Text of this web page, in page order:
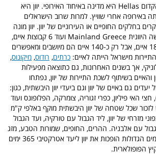
יוון Greece או בשמה הקדום Hellas היא מדינה באיחוד האירופי. יוון היא
באירופה אחרי שוויץ. למרות שרוב הישראלים
בחלקים החופיים או העירוניים של יוון. יוון מונה
15 מחוזות, 9 מהם ביבשה היוונית Mainland Greece ועוד 6 קבוצות איים,
בסה"כ ביוון יש מעל 1800 איים, אבל רק כ-140 איים הם מיושבים ומאפשרים
מישראל הייתה לאיים: כרתים, רודוס, מיקונוס,
אך בשנים האחרונות, גם כתוצאה מפעילות
והאיים בשיתוף לשכת התיירות של יוון, נפתחו
גם באיים של יוון וגם ביעדי יוון היבשתית, כגון:
האי פיליון, כפרי זגוריה, צומרקה, הפלופונס ועוד
שכל שטחה של יוון היבשתית מוקף באלפי ק"מ
מזרחי של יוון, ליד הגבול עם טורקיה, ועד הגבול
עם אלבניה. ההרים, החופים, שמורות הטבע, מזג
האוויר הייחודי וכמויות המים הגדולות הופכות את יוון ליעד אטרקטיבי 365 ימים
הפופולארית.